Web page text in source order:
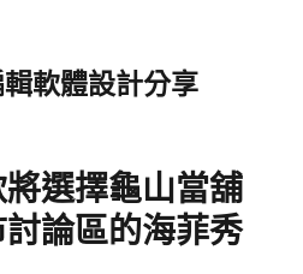
軟體設計分享
選擇龜山當舖
論區的海菲秀